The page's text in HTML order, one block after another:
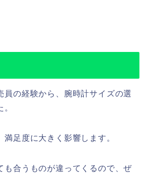
員の経験から、腕時計サイズの選
満足度に大きく影響します。
も合うものが違ってくるので、ぜ